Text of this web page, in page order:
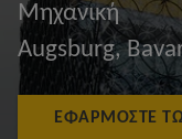
Μηχανική
Augsburg,
ΕΦΑΡΜΌΣΤΕ